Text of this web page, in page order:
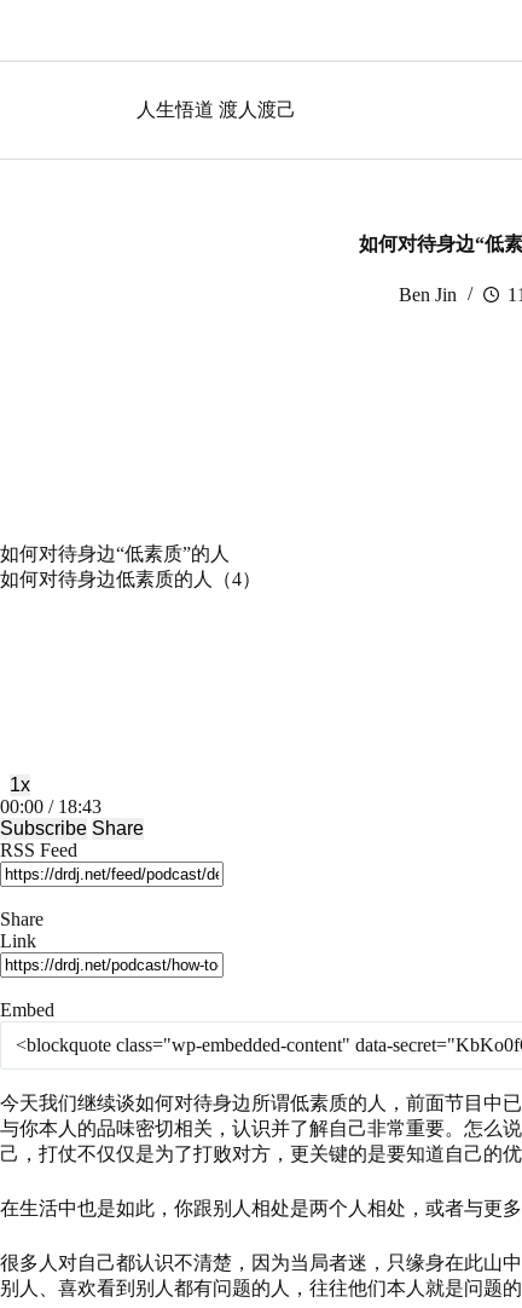
人生悟道 渡人渡己
如何对待身边“低
Ben Jin
如何对待身边“低素质”的人
如何对待身边低素质的人（4）
Mute/Unmute
Episode
Rewind
10
Seconds
1x
Fast
Forward
30
seconds
00:00 / 18:43
Subscribe Share
RSS Feed
Share
Link
Embed
今天我们继续谈如何对待身边所谓低素质的人 ， 前面节目中
与你本人的品味密切相关，认识并了解自己非常重要。 怎么
己 ， 打仗不仅仅是为了打败对方，更关键的是要知道自己的
在生活中也是如此，你跟别人相处是两个人相处， 或者与更
很多人对自己都认识不清楚，因为当局者迷，只缘身在此山
别人、喜欢看到别人都有问题的人，往往他们本人就是问题的